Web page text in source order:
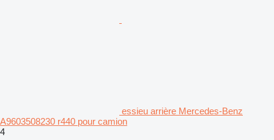
essieu arrière Mercedes-Benz
A9603508230 r440 pour camion
4